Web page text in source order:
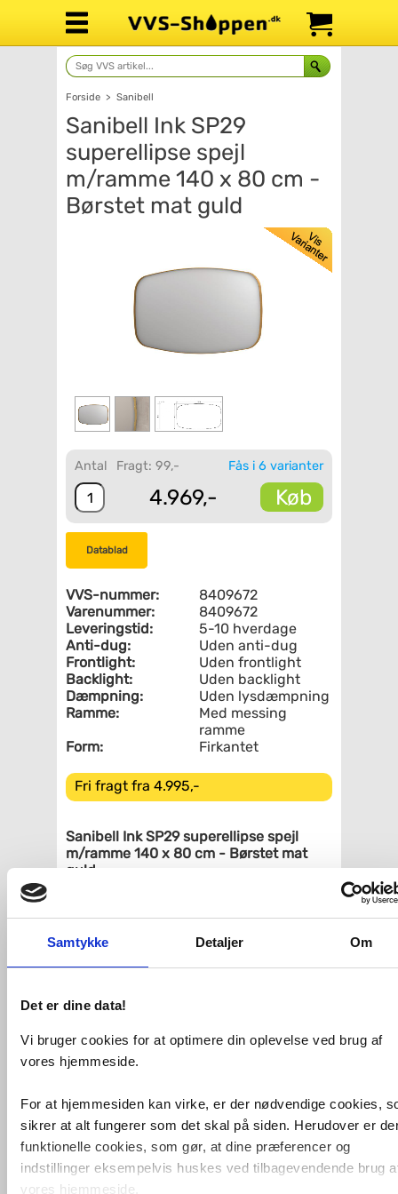
Samtykke Detaljer Om
Det er dine data!
Vi bruger cookies for at optimere din oplevelse ved brug af
vores hjemmeside.
For at hjemmesiden kan virke, er der nødvendige cookies,
sikrer at alt fungerer som det skal på siden. Herudover er
funktionelle cookies, som gør, at dine præferencer og
indstillinger eksempelvis huskes ved tilbagevendende brug
vores hjemmeside.
Forside > Sanibell
Sanibell Ink SP29
superellipse spejl
m/ramme 140 x 80 cm -
Børstet mat guld
Fås i 6 varianter
Antal Fragt: 99,-
4.969,- Køb
Datablad
VVS-nummer:
8409672
Varenummer:
8409672
Leveringstid:
5-10 hverdage
Anti-dug:
Uden anti-dug
Frontlight:
Uden frontlight
Backlight:
Uden backlight
Dæmpning:
Uden lysdæmpning
Ramme:
Med messing
ramme
Form:
Firkantet
Fri fragt fra 4.995,-
Sanibell Ink SP29 superellipse spejl
m/ramme 140 x 80 cm - Børstet mat
guld
er superellipse og dermed ikke helt
rund, og ikke helt firkantet.
soveværelset eller i entréen er en
de linjer der ellers ofte præger
hjemmet.
elegante væglamper, som kan være
med til at skabe atmosfære, godt
arbejdslys og understrege
indretningsstilen.
Specifikationer: